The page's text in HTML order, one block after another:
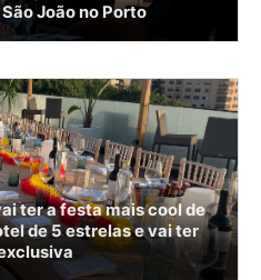
João no Porto
ter a festa mais cool de
de 5 estrelas e vai ter